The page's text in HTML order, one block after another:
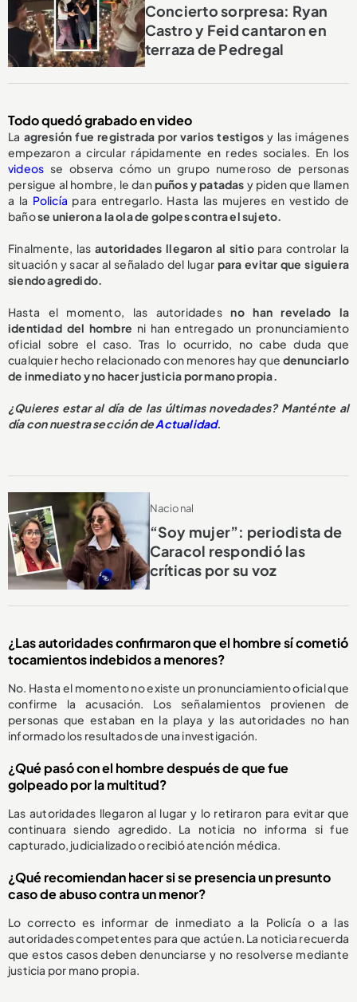
Concierto sorpresa: Ryan
Castro y Feid cantaron en
terraza de Pedregal
Todo quedó grabado en video
La agresión fue registrada por varios testigos y las imágenes
empezaron a circular rápidamente en redes sociales. En los
videos se observa cómo un grupo numeroso de personas
persigue al hombre, le danpuños y patadas y piden que llamen
a la Policía para entregarlo. Hasta las mujeres en vestido de
bañose unieron a la ola de golpes contra el sujeto.
Finalmente, lasautoridades llegaron al sitiopara controlar la
situación y sacar al señalado del lugar para evitar que siguiera
siendo agredido.
Hasta el momento, las autoridadesno han revelado la
identidad del hombre ni han entregado un pronunciamiento
oficial sobre el caso. Tras lo ocurrido, no cabe duda que
cualquier hecho relacionado con menores hay que denunciarlo
de inmediato y no hacer justicia por mano propia.
¿Quieres estar al día de las últimas novedades? Manténte al
día con nuestra sección deActualidad.
Nacional
“Soy mujer”: periodista de
Caracol respondió las
críticas por su voz
¿Las autoridades confirmaron que el hombre sí cometió
tocamientos indebidos a menores?
No. Hasta el momento no existe un pronunciamiento oficial que
confirme la acusación. Los señalamientos provienen de
personas que estaban en la playa y las autoridades no han
informado los resultados de una investigación.
¿Qué pasó con el hombre después de que fue
golpeado por la multitud?
Las autoridades llegaron al lugar y lo retiraron para evitar que
continuara siendo agredido. La noticia no informa si fue
capturado, judicializado o recibió atención médica.
¿Qué recomiendan hacer si se presencia un presunto
caso de abuso contra un menor?
Lo correcto es informar de inmediato a la Policía o a las
autoridades competentes para que actúen. La noticia recuerda
que estos casos deben denunciarse y no resolverse mediante
justicia por mano propia.